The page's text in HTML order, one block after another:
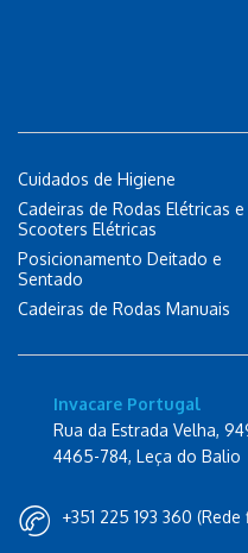
Cuidados de Higiene
Cadeiras de Rodas Elétricas e
Scooters Elétricas
Posicionamento Deitado e
Sentado
Cadeiras de Rodas Manuais
Invacare Portugal
Rua da Estrada Velha,
4465-784, Leça do Balio
+351 225 193 360